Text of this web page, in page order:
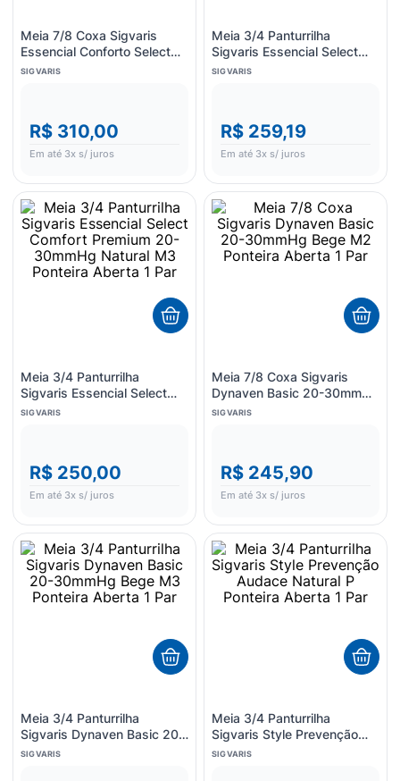
Meia 7/8 Coxa Sigvaris
Essencial Conforto Select
Comfort Premium Unissex
SIGVARIS
R$ 310,00
Em até 3x s/ juros
Meia 3/4 Panturrilha
Sigvaris Essencial Select
Comfort Premium 20-
SIGVARIS
R$ 259,19
Em até 3x s/ juros
Meia 3/4 Panturrilha
Sigvaris Essencial Select
Comfort Premium 20-
SIGVARIS
R$ 250,00
Em até 3x s/ juros
Meia 7/8 Coxa Sigvaris
Dynaven Basic 20-30mmHg
Bege M2 Ponteira Aberta 1
SIGVARIS
R$ 245,90
Em até 3x s/ juros
Meia 3/4 Panturrilha
Sigvaris Dynaven Basic 20-
30mmHg Bege M3 Ponteira
SIGVARIS
Meia 3/4 Panturrilha
Sigvaris Style Prevenção
Audace Natural P Ponteira
SIGVARIS